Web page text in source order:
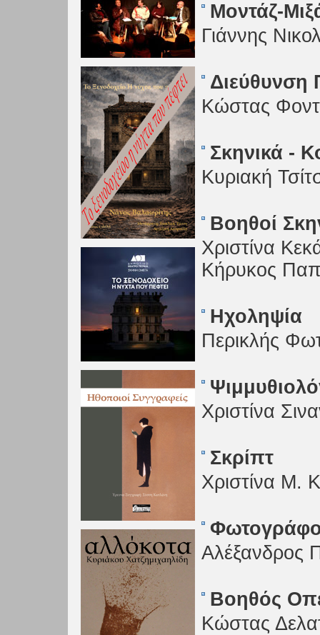
Μοντάζ-
Γιάννης
Κώστας
Σκηνικά -
Κυριακή
Βοηθοί
Χριστίνα
Κήρυκος
Ηχοληψία
Περικλής
Χριστίνα
Σκρίπτ
Χριστίνα Μ.
Αλέξανδρος
Βοηθός
Κώστας